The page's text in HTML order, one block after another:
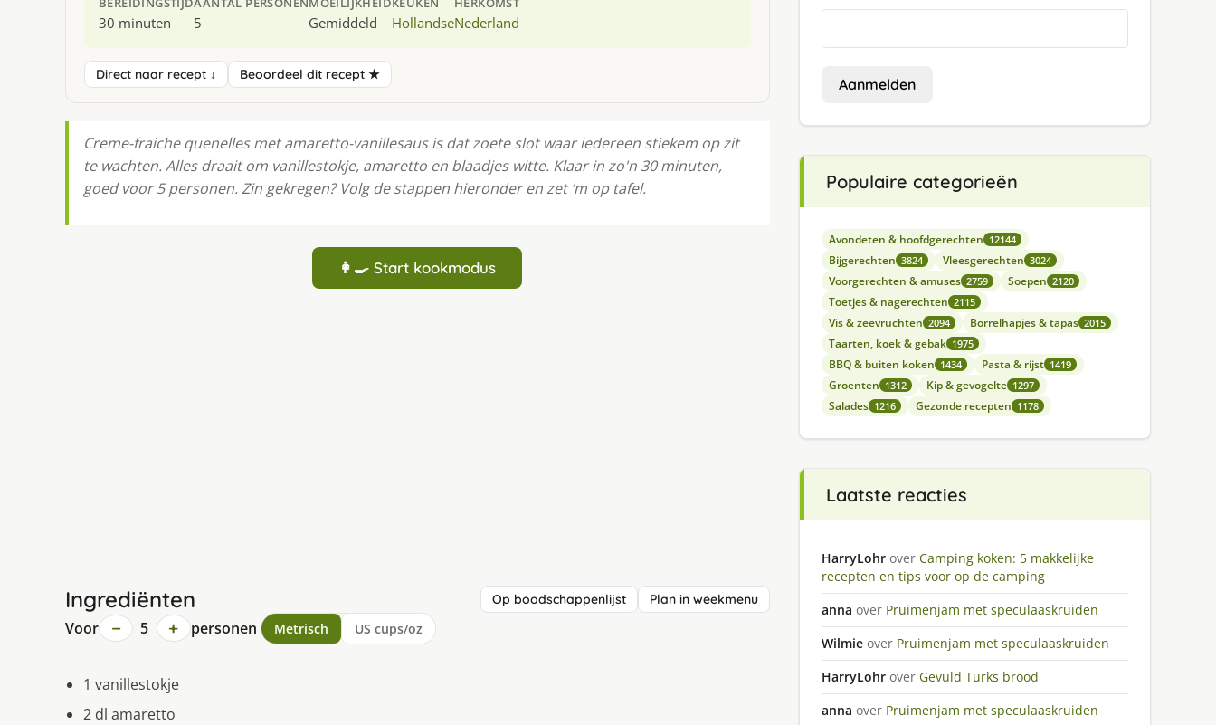
30 minuten 5 Gemiddeld HollandseNederland
Direct naar recept ↓ Beoordeel dit recept ★
Creme-fraiche quenelles met amaretto-vanillesaus is dat zoete slot waar iedereen stiekem op zit
te wachten. Alles draait om vanillestokje, amaretto en blaadjes witte. Klaar in zo'n 30 minuten,
goed voor 5 personen. Zin gekregen? Volg de stappen hieronder en zet ‘m op tafel.
👩‍🍳 Start kookmodus
Ingrediënten Op boodschappenlijst Plan in weekmenu
Voor − 5 + personen Metrisch US cups/oz
1 vanillestokje
2 dl amaretto
Aanmelden
Populaire categorieën
Avondeten & hoofdgerechten 12144
Bijgerechten 3824 Vleesgerechten 3024
Voorgerechten & amuses 2759 Soepen 2120
Toetjes & nagerechten 2115
Vis & zeevruchten 2094 Borrelhapjes & tapas 2015
Taarten, koek & gebak 1975
BBQ & buiten koken 1434 Pasta & rijst 1419
Groenten 1312 Kip & gevogelte 1297
Salades 1216 Gezonde recepten 1178
Laatste reacties
HarryLohr over Camping koken: 5 makkelijke
recepten en tips voor op de camping
anna over Pruimenjam met speculaaskruiden
Wilmie over Pruimenjam met speculaaskruiden
HarryLohr over Gevuld Turks brood
anna over Pruimenjam met speculaaskruiden